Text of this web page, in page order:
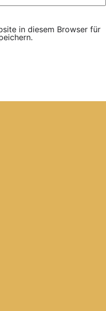
in diesem Browser für